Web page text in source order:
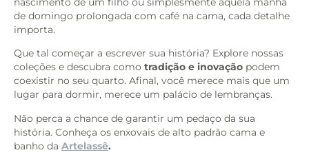
de domingo prolongada com café na cama, cada detalhe
importa.
Que tal começar a escrever sua história? Explore nossas
coleções e descubra como tradição e inovação podem
coexistir no seu quarto. Afinal, você merece mais que um
lugar para dormir, merece um palácio de lembranças.
Não perca a chance de garantir um pedaço da sua
história. Conheça os enxovais de alto padrão cama e
banho da Artelassê.